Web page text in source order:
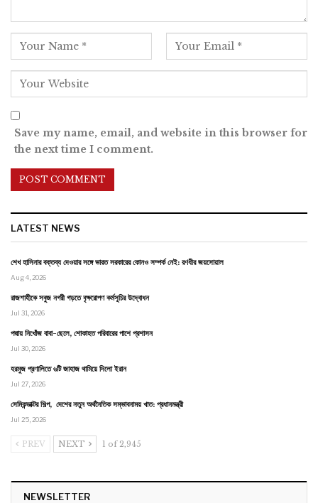
Save my name, email, and website in this browser for
the next time I comment.
LATEST NEWS
শেখ হাসিনার বক্তব্য দেওয়ার সঙ্গে ভারত সরকারের কোনও সম্পর্ক নেই: রণধীর জয়সোয়াল
Aug 4, 2026
রাজশাহীকে সবুজ নগরী গড়তে বৃক্ষরোপণ কর্মসূচির উদ্বোধন
Jul 31, 2026
পদ্মায় নিখোঁজ বাবা-ছেলে, শোকাহত পরিবারের পাশে প্রশাসন
Jul 30, 2026
হরমুজ প্রণালিতে ৬টি জাহাজ থামিয়ে দিলো ইরান
Jul 27, 2026
সেমিকন্ডাক্টর শিল্প, দেশের নতুন অর্থনৈতিক সম্ভাবনাময় খাত: প্রধানমন্ত্রী
Jul 25, 2026
PREV NEXT 1 of 2,945
NEWSLETTER